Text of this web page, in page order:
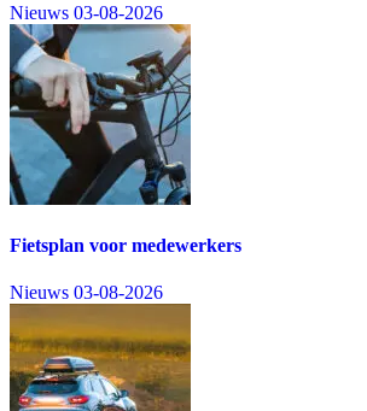
Nieuws 03-08-2026
Fietsplan voor medewerkers
Nieuws 03-08-2026